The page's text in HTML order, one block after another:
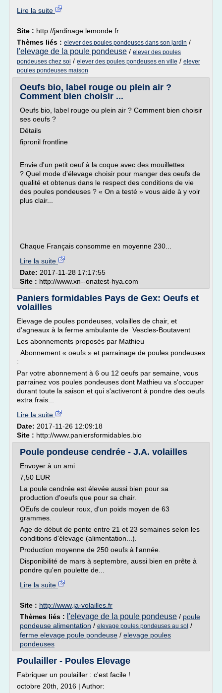
Lire la suite
Site : http://jardinage.lemonde.fr
Thèmes liés : elever des poules pondeuses dans son jardin /
l'elevage de la poule pondeuse / elever des poules
pondeuses chez soi / elever des poules pondeuses en ville / elever
poules pondeuses maison
Oeufs bio, label rouge ou plein air ?
Comment bien choisir ...
Oeufs bio, label rouge ou plein air ? Comment bien choisir
ses oeufs ?
Détails
fipronil frontline
Envie d'un petit oeuf à la coque avec des mouillettes
? Quel mode d'élevage choisir pour manger des oeufs de
qualité et obtenus dans le respect des conditions de vie
des poules pondeuses ? « On a testé » vous aide à y voir
plus clair...
Chaque Français consomme en moyenne 230...
Lire la suite
Date: 2017-11-28 17:17:55
Site : http://www.xn--onatest-hya.com
Paniers formidables Pays de Gex: Oeufs et
volailles
Elevage de poules pondeuses, volailles de chair, et
d'agneaux à la ferme ambulante de Vescles-Boutavent
Les abonnements proposés par Mathieu
Abonnement « oeufs » et parrainage de poules pondeuses
:
Par votre abonnement à 6 ou 12 oeufs par semaine, vous
parrainez vos poules pondeuses dont Mathieu va s'occuper
durant toute la saison et qui s'activeront à pondre des oeufs
extra frais...
Lire la suite
Date: 2017-11-26 12:09:18
Site : http://www.paniersformidables.bio
Poule pondeuse cendrée - J.A. volailles
Envoyer à un ami
7,50 EUR
La poule cendrée est élevée aussi bien pour sa
production d'oeufs que pour sa chair.
OEufs de couleur roux, d'un poids moyen de 63
grammes.
Age de début de ponte entre 21 et 23 semaines selon les
conditions d'élevage (alimentation...).
Production moyenne de 250 oeufs à l'année.
Disponibilité de mars à septembre, aussi bien en prête à
pondre qu'en poulette de...
Lire la suite
Site : http://www.ja-volailles.fr
Thèmes liés : l'elevage de la poule pondeuse / poule
pondeuse alimentation / elevage poules pondeuses au sol /
ferme elevage poule pondeuse / elevage poules
pondeuses
Poulailler - Poules Elevage
Fabriquer un poulailler : c'est facile !
octobre 20th, 2016 | Author: